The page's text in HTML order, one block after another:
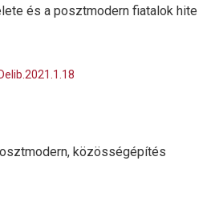
közösségépítés
és a posztmodern fiatalok hite